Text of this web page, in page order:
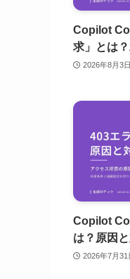
Copilot
求」とは
2026年8月3日
Copilot
は？原因
2026年7月31